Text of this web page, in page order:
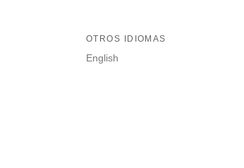
OTROS IDIOMAS
English